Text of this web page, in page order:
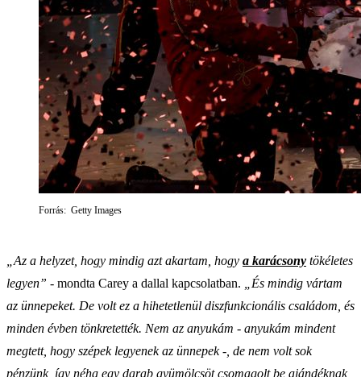
Forrás: Getty Images
„Az a helyzet, hogy mindig azt akartam, hogy a karácsony tökéletes
legyen” - mondta Carey a dallal kapcsolatban. „És mindig vártam
az ünnepeket. De volt ez a hihetetlenül diszfunkcionális családom, és
minden évben tönkretették. Nem az anyukám - anyukám mindent
megtett, hogy szépek legyenek az ünnepek -, de nem volt sok
pénzünk, így néha egy darab gyümölcsöt csomagolt be ajándéknak,